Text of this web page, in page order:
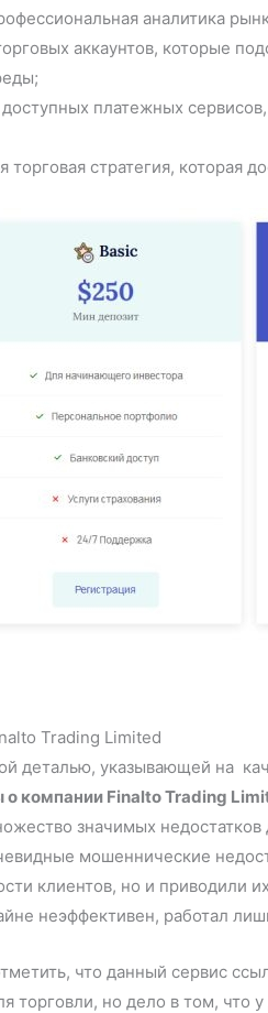
аналитика
аккаунтов, которые
платежных
торговая стратегия, которая
Trading Limited
деталью, указывающей на
о компании Finalto Trading
значимых
мошеннические
клиентов, но и приводили
неэффективен, работал
что данный сервис
торговли, но дело в том,